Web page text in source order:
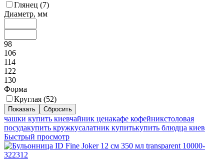
Глянец (7)
Диаметр, мм
98
106
114
122
130
Форма
Круглая (52)
чашки купить киевчайник ценакафе кофейникстоловая
посудакупить кружкусалатник купитькупить блюдца киев
Быстрый просмотр